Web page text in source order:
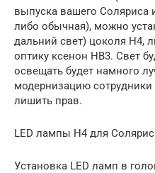
выпуска вашего Соляриса
либо обычная), можно
дальний свет) цоколя H4,
оптику ксенон HB3. Свет
освещать будет намного
модернизацию
лишить прав.
LED лампы H4 для
Установка LED ламп в